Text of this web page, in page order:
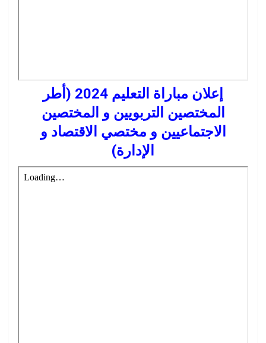
إعلان مباراة التعليم 2024 (أطر
المختصين التربويين و المختصين
الاجتماعيين و مختصي الاقتصاد و
الإدارة)